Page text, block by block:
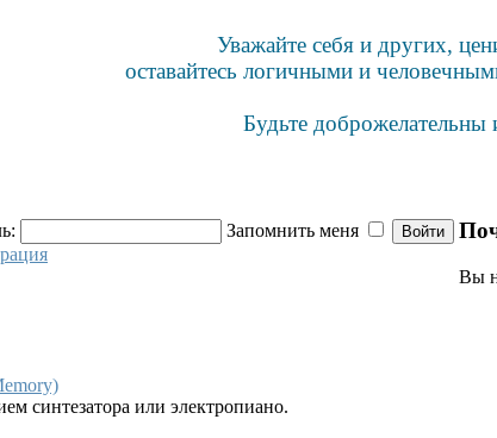
Уважайте себя и других,
оставайтесь логичными и
Будьте доброжелательны
Запомнить меня
Вы
синтезатора или электропиано.